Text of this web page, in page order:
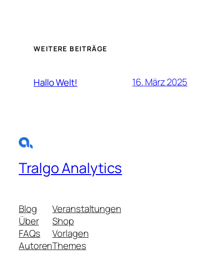
WEITERE BEITRÄGE
Hallo Welt! 16. März 2025
Tralgo Analytics
Blog
Über
FAQs
Autoren
Veranstaltungen
Shop
Vorlagen
Themes